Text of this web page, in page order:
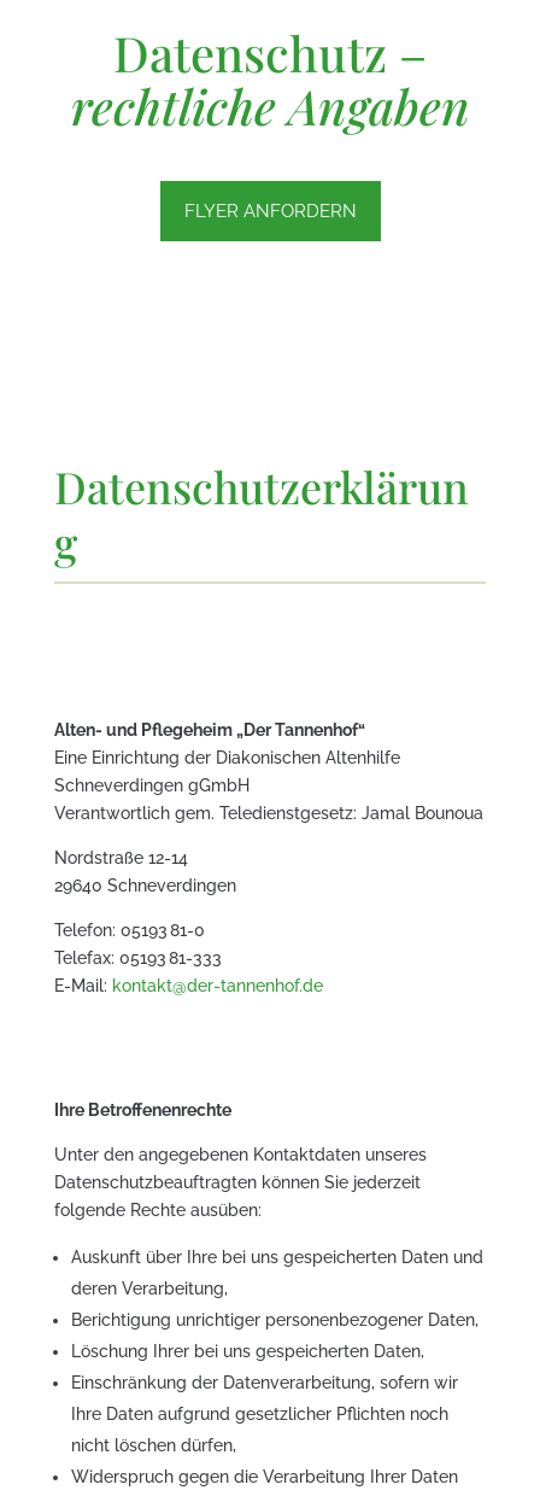
Datenschutz –
rechtliche Angaben
FLYER ANFORDERN
Datenschutzerklärun
g
Alten- und Pflegeheim „Der Tannenhof“
Eine Einrichtung der Diakonischen Altenhilfe
Schneverdingen gGmbH
Verantwortlich gem. Teledienstgesetz: Jamal Bounoua
Nordstraße 12-14
29640 Schneverdingen
Telefon: 05193 81-0
Telefax: 05193 81-333
E-Mail: kontakt@der-tannenhof.de
Ihre Betroffenenrechte
Unter den angegebenen Kontaktdaten unseres
Datenschutzbeauftragten können Sie jederzeit
folgende Rechte ausüben:
Auskunft über Ihre bei uns gespeicherten Daten und
deren Verarbeitung,
Berichtigung unrichtiger personenbezogener Daten,
Löschung Ihrer bei uns gespeicherten Daten,
Einschränkung der Datenverarbeitung, sofern wir
Ihre Daten aufgrund gesetzlicher Pflichten noch
nicht löschen dürfen,
Widerspruch gegen die Verarbeitung Ihrer Daten